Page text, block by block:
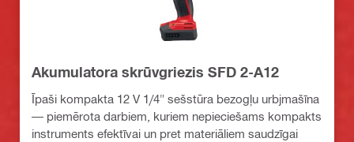
Akumulatora skrūvgriezis SFD 2-A12
Īpaši kompakta 12 V 1/4" sešstūra bezogļu urbjmašīna
— piemērota darbiem, kuriem nepieciešams kompakts
instruments efektīvai un pret materiāliem saudzīgai